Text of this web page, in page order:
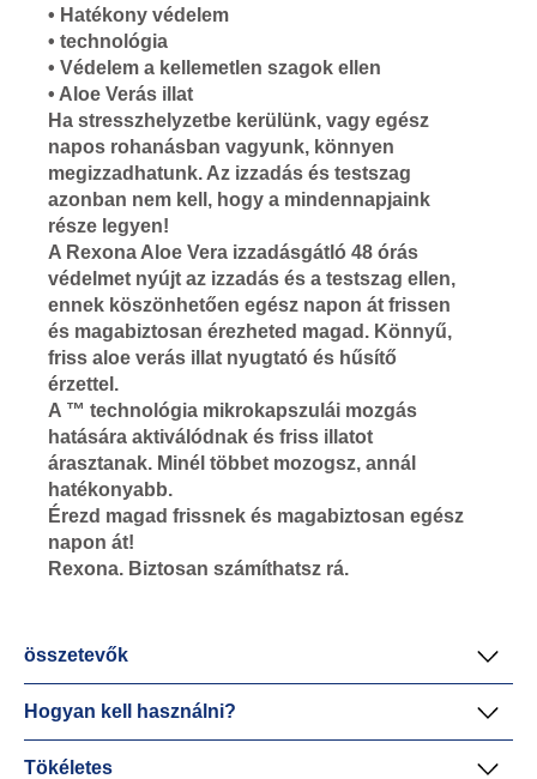
• Hatékony védelem
• technológia
• Védelem a kellemetlen szagok ellen
• Aloe Verás illat
Ha stresszhelyzetbe kerülünk, vagy egész
napos rohanásban vagyunk, könnyen
megizzadhatunk. Az izzadás és testszag
azonban nem kell, hogy a mindennapjaink
része legyen!
A Rexona Aloe Vera izzadásgátló 48 órás
védelmet nyújt az izzadás és a testszag ellen,
ennek köszönhetően egész napon át frissen
és magabiztosan érezheted magad. Könnyű,
friss aloe verás illat nyugtató és hűsítő
érzettel.
A ™ technológia mikrokapszulái mozgás
hatására aktiválódnak és friss illatot
árasztanak. Minél többet mozogsz, annál
hatékonyabb.
Érezd magad frissnek és magabiztosan egész
napon át!
Rexona. Biztosan számíthatsz rá.
összetevők
Hogyan kell használni?
Tökéletes